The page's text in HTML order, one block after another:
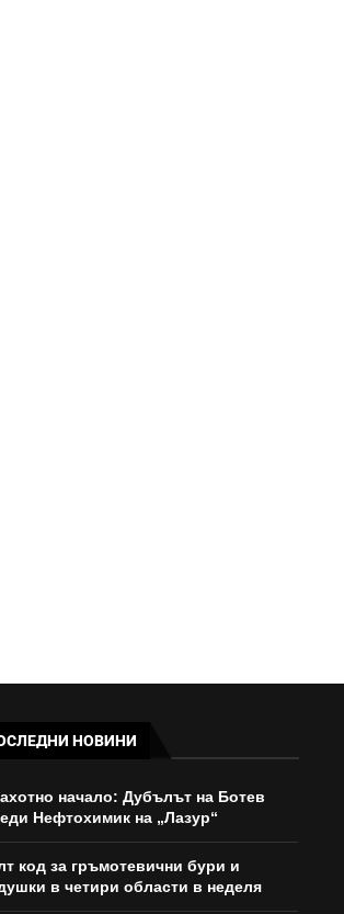
НОВИНИ
начало: Дубълът на Ботев
Нефтохимик на „Лазур“
код за гръмотевични бури и
в четири области в неделя